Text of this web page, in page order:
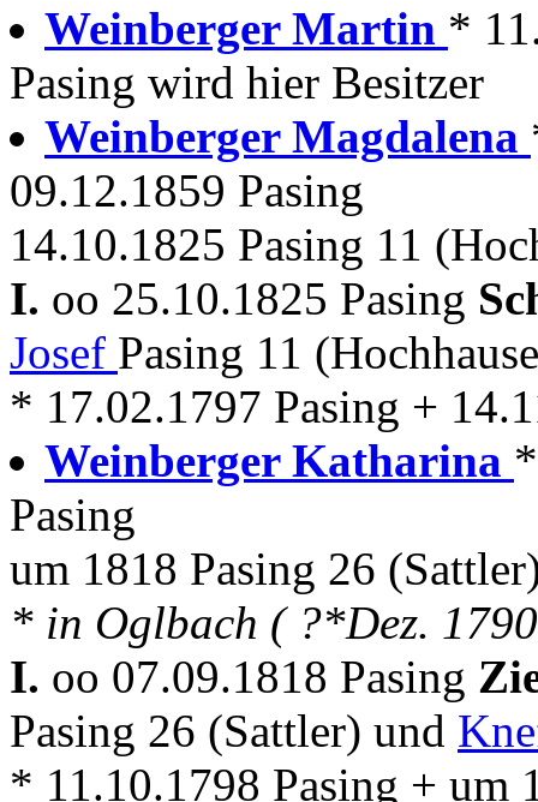
Weinberger Martin *
Pasing wird hier Besitzer
Weinberger Magdalena
09.12.1859 Pasing
14.10.1825 Pasing 11
I. oo 25.10.1825 Pasing
Josef Pasing 11
* 17.02.1797 Pasing +
Weinberger Katharina
Pasing
um 1818 Pasing 26
* in Oglbach ( ?*Dez.
I. oo 07.09.1818 Pasing
Pasing 26 (Sattler) und
* 11.10.1798 Pasing + um